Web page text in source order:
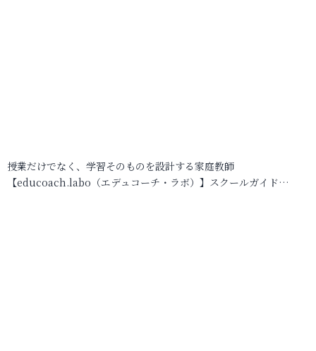
授業だけでなく、学習そのものを設計する家庭教師
【educoach.labo（エデュコーチ・ラボ）】スクールガイド…